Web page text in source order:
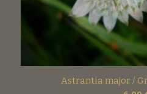
Astrantia major /